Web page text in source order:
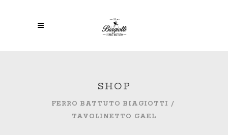
SHOP
FERRO BATTUTO BIAGIOTTI /
TAVOLINETTO GAEL